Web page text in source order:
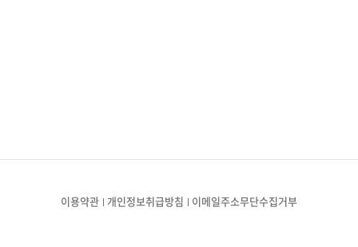
이용약관 개인정보취급방침 이메일주소무단수집거부